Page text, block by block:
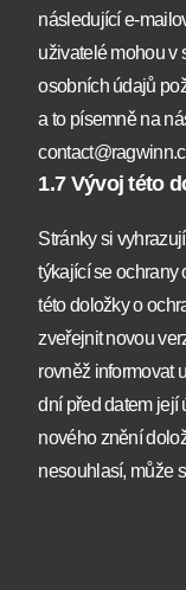
následující e-
uživatelé mohou v
osobních údajů
a to písemně na
1.7 Vývoj této
Stránky si
týkající se ochrany
této doložky o
zveřejnit novou
rovněž informovat
dní před datem její
nového znění
nesouhlasí, může